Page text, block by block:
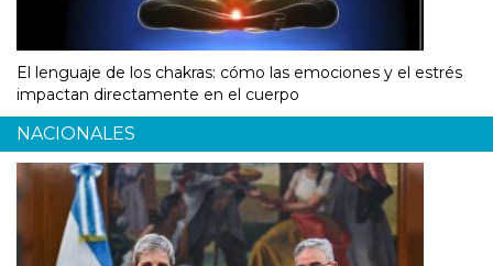
El lenguaje de los chakras: cómo las emociones y el estrés
impactan directamente en el cuerpo
NACIONALES